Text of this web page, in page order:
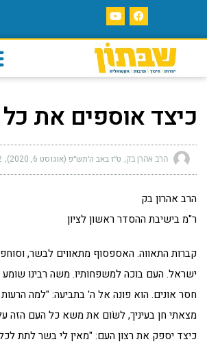
כיצד אוספים את כל
הרב אהרן בק ט״ז באב ה׳תש״פ (אוגוסט 6, 2020)
הרב אהרון בק
ר"מ בישיבת ההסדר ראשון לציון
קברות התאווה. האספסוף מתאווים לבשר,
ישראל. העם בוכה למשפחותיו. משה רבינו שומע
חסר אונים. הוא פונה אל ה' בתביעה: "למה
מצאתי חן בעיניך, לשׂום את משא כל העם הזה
כיצד יספק את רצון העם: "מאין לי בשר לתת